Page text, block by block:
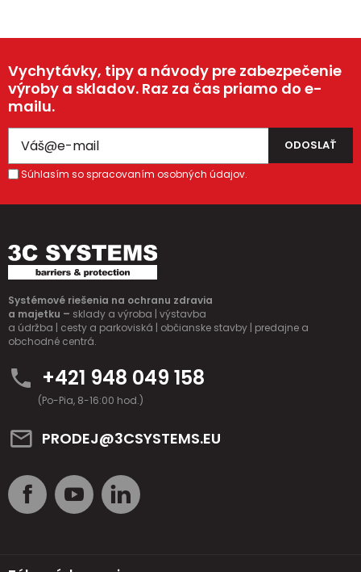
Vychytávky, tipy a návody pre zabezpečenie
výroby a skladov. Raz za čas priamo do e-
mailu.
Súhlasím so spracovaním osobných údajov.
Systémové riešenia na ochranu zdravia
a majetku – sklady a výroba | výstavba
a údržba | cesty a parkoviská | občianske stavby | predajne a
obchodné centrá.
+421 948 049 158
(Po-Pia, 8-16:00 hod.)
PRODEJ@3CSYSTEMS.EU